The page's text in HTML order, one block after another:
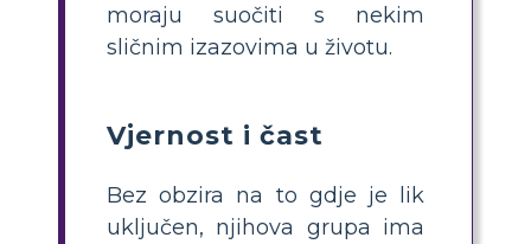
moraju suočiti s nekim
sličnim izazovima u životu.
Vjernost i čast
Bez obzira na to gdje je lik
uključen, njihova grupa ima